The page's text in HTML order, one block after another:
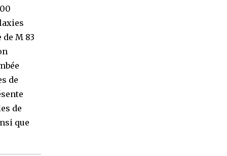
M 83
de
de
que